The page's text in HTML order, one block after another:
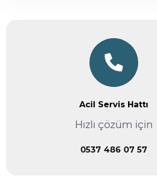
Acil Servis Hattı
Hızlı çözüm için
0537 486 07 57